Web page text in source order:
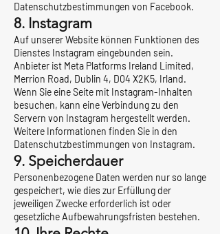
Datenschutzbestimmungen von Facebook.
8. Instagram
Auf unserer Website können Funktionen des
Dienstes Instagram eingebunden sein.
Anbieter ist Meta Platforms Ireland Limited,
Merrion Road, Dublin 4, D04 X2K5, Irland.
Wenn Sie eine Seite mit Instagram-Inhalten
besuchen, kann eine Verbindung zu den
Servern von Instagram hergestellt werden.
Weitere Informationen finden Sie in den
Datenschutzbestimmungen von Instagram.
9. Speicherdauer
Personenbezogene Daten werden nur so lange
gespeichert, wie dies zur Erfüllung der
jeweiligen Zwecke erforderlich ist oder
gesetzliche Aufbewahrungsfristen bestehen.
10. Ihre Rechte